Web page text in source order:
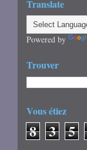
Translate
Powered by
Trouver
Vous étiez
8 3 5